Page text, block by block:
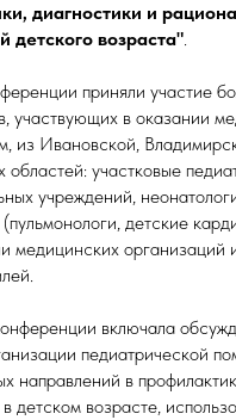
диагностики и
детского возраста".
приняли участие
участвующих в оказании
из Ивановской,
областей: участковые
учреждений,
детские
медицинских организаций
включала
педиатрической
направлений в
детском возрасте,